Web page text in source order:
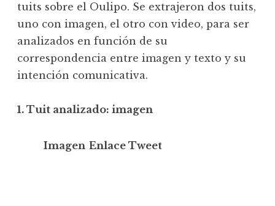
tuits sobre el Oulipo. Se extrajeron dos tuits,
uno con imagen, el otro con video, para ser
analizados en función de su
correspondencia entre imagen y texto y su
intención comunicativa.
1. Tuit analizado: imagen
Imagen Enlace Tweet